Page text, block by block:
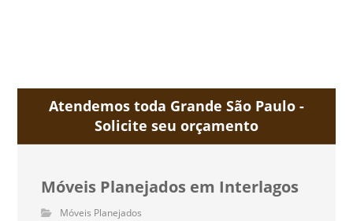
Atendemos toda Grande São Paulo -
Solicite seu orçamento
Móveis Planejados em Interlagos
Móveis Planejados